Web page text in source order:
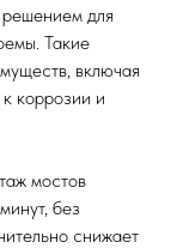
для
Такие
включая
коррозии и
мостов
без
снижает